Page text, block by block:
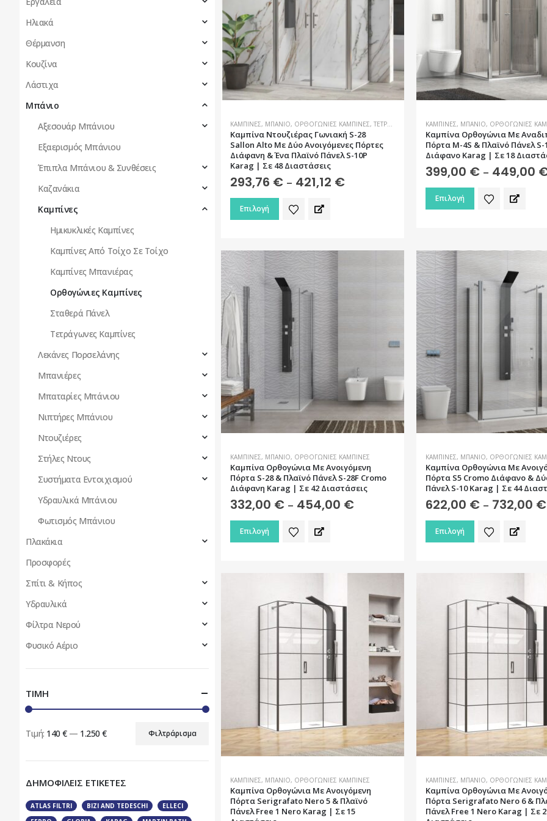
ΚΑΜΠΊΝΕΣ, ΜΠΆΝΙΟ, ΟΡΘΟΓΏΝΙΕΣ ΚΑΜΠΊΝΕΣ, ΤΕΤΡΆΓΩΝΕΣ ΚΑΜΠΊΝΕΣ
Καμπίνα Ντουζιέρας Γωνιακή S-28
Sallon Alto Με Δύο Ανοιγόμενες Πόρτες
Διάφανη & Ένα Πλαϊνό Πάνελ S-10P
Karag | Σε 48 Διαστάσεις
293,76 € – 421,12 €Price
Επιλογή
Αυτό
το
έχει
πολλαπλές
παραλλαγές.
Οι
επιλογές
μπορούν
να
επιλεγούν
στη
σελίδα
του
προϊόντος
ΚΑΜΠΊΝΕΣ, ΜΠΆΝΙΟ, ΟΡΘΟΓΏΝΙΕΣ
Καμπίνα Ορθογώνια Με
Πόρτα M-4S & Πλαϊνό Πάνελ S-
Διάφανο Karag | Σε 18
399,00 € – 449,00
Επιλογή
Αυτό
το
πολλαπλές
παραλλαγές.
Οι
επιλογές
μπορούν
να
επιλεγούν
στη
σελίδα
του
προϊόντος
ΚΑΜΠΊΝΕΣ, ΜΠΆΝΙΟ, ΟΡΘΟΓΏΝΙΕΣ ΚΑΜΠΊΝΕΣ
Καμπίνα Ορθογώνια Με Ανοιγόμενη
Πόρτα S-28 & Πλαϊνό Πάνελ S-28F Cromo
Διάφανη Karag | Σε 42 Διαστάσεις
332,00 € – 454,00 €Price
Επιλογή
Αυτό
το
παραλλαγές.
επιλογές
προϊόντος
ΚΑΜΠΊΝΕΣ, ΜΠΆΝΙΟ, ΟΡΘΟΓΏΝΙΕΣ
Καμπίνα Ορθογώνια Με
Πόρτα S5 Cromo Διάφανο &
Πάνελ S-10 Karag | Σε 44
622,00 € – 732,00 €
Επιλογή
Αυτό
το
παραλλαγές.
επιλογές
σελίδα
προϊόντος
ΚΑΜΠΊΝΕΣ, ΜΠΆΝΙΟ, ΟΡΘΟΓΏΝΙΕΣ ΚΑΜΠΊΝΕΣ
Καμπίνα Ορθογώνια Με Ανοιγόμενη
Πόρτα Serigrafato Nero 5 & Πλαϊνό
Πάνελ Free 1 Nero Karag | Σε 15
ΚΑΜΠΊΝΕΣ, ΜΠΆΝΙΟ, ΟΡΘΟΓΏΝΙΕΣ
Καμπίνα Ορθογώνια Με
Πόρτα Serigrafato Nero 6 &
Πάνελ Free 1 Nero Karag | Σε
Ηλιακά
Θέρμανση
Κουζίνα
Λάστιχα
Μπάνιο
Αξεσουάρ Μπάνιου
Εξαερισμός Μπάνιου
Έπιπλα Μπάνιου & Συνθέσεις
Καζανάκια
Καμπίνες
Ημικυκλικές Καμπίνες
Καμπίνες Από Τοίχο Σε Τοίχο
Καμπίνες Μπανιέρας
Ορθογώνιες Καμπίνες
Σταθερά Πάνελ
Τετράγωνες Καμπίνες
Λεκάνες Πορσελάνης
Μπανιέρες
Μπαταρίες Μπάνιου
Νιπτήρες Μπάνιου
Ντουζιέρες
Στήλες Ντους
Συστήματα Εντοιχισμού
Υδραυλικά Μπάνιου
Φωτισμός Μπάνιου
Πλακάκια
Προσφορές
Σπίτι & Κήπος
Υδραυλικά
Φίλτρα Νερού
Φυσικό Αέριο
ΤΙΜΗ
Ελάχιστη
τιμή
Μέγιστη
τιμή
Φιλτράρισμα
Τιμή: 140 €— 1.250 €
ΔΗΜΟΦΙΛΕΙΣ ΕΤΙΚΕΤΕΣ
ATLAS FILTRI BIZI AND TEDESCHI
ELLECI